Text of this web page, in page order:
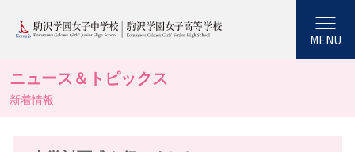
MENU
ニュース＆トピックス
新着情報